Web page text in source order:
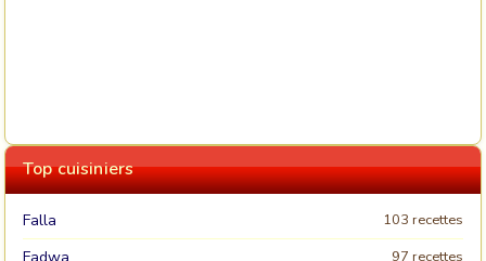
Top cuisiniers
Falla 103 recettes
97 recettes